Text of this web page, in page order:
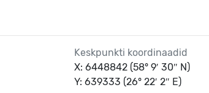
Keskpunkti koordinaadid
X: 6448842 (58° 9′ 30″ N)
Y: 639333 (26° 22′ 2″ E)